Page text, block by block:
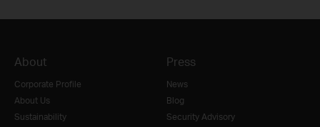
About
Corporate Profile
About Us
Sustainability
Press
News
Blog
Security Advisory